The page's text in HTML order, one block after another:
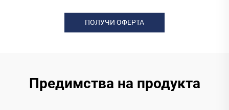
ПОЛУЧИ ОФЕРТА
Предимства на продукта